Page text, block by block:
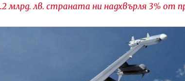
млрд. лв. страната ни надхвърля 3% от